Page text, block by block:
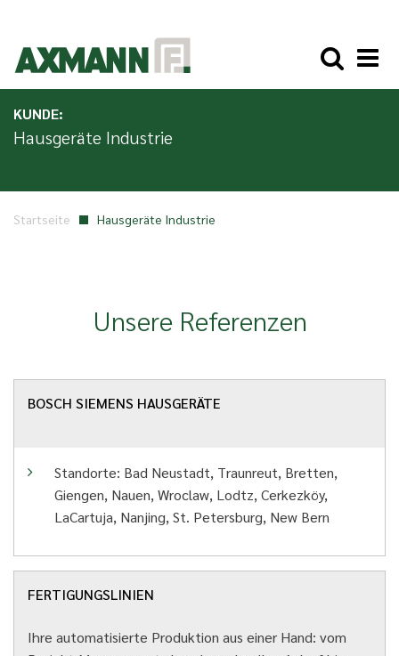
KUNDE:
Hausgeräte Industrie
Startseite Hausgeräte Industrie
Unsere Referenzen
BOSCH SIEMENS HAUSGERÄTE
Standorte: Bad Neustadt, Traunreut, Bretten,
Giengen, Nauen, Wroclaw, Lodtz, Cerkezköy,
LaCartuja, Nanjing, St. Petersburg, New Bern
FERTIGUNGSLINIEN
Ihre automatisierte Produktion aus einer Hand: vom